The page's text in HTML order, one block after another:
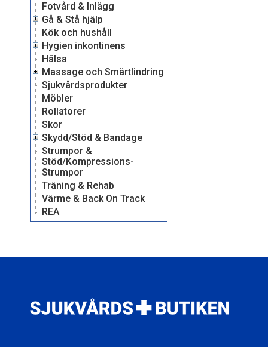
Fotvård & Inlägg
Gå & Stå hjälp
Kök och hushåll
Hygien inkontinens
Hälsa
Massage och Smärtlindring
Sjukvårdsprodukter
Möbler
Rollatorer
Skor
Skydd/Stöd & Bandage
Strumpor &
Stöd/Kompressions-
Strumpor
Träning & Rehab
Värme & Back On Track
REA